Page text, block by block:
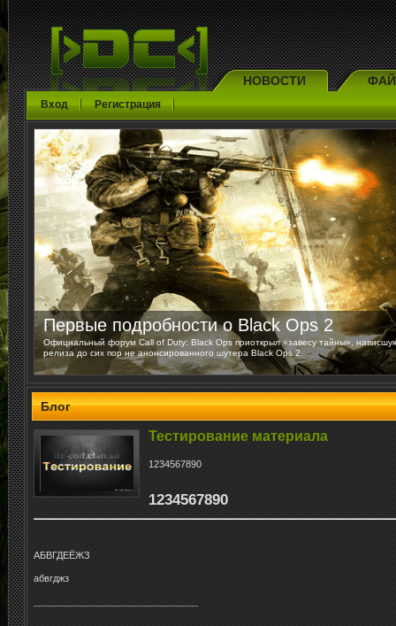
НОВОСТИ
Вход Регистрация
Первые подробности о Black Ops 2
Официальный форум Call of Duty: Black Ops приоткрыл «завесу тайны»,
релиза до сих пор не анонсированного шутера Black Ops 2
Блог
Тестирование материала
1234567890
1234567890
АБВГДЕЁЖЗ
абвгджз